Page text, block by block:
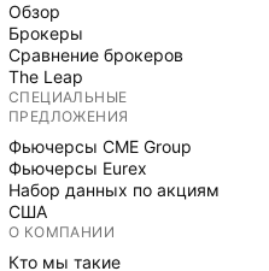
Обзор
Брокеры
Сравнение брокеров
The Leap
СПЕЦИАЛЬНЫЕ
ПРЕДЛОЖЕНИЯ
Фьючерсы CME Group
Фьючерсы Eurex
Набор данных по акциям
США
О КОМПАНИИ
Кто мы такие